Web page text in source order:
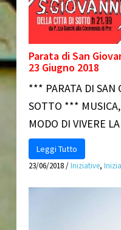
Parata di San
23 Giugno 2018
*** PARATA DI SAN
SOTTO ***
MODO DI VIVERE
Leggi Tutto
23/06/2018/Iniziative,